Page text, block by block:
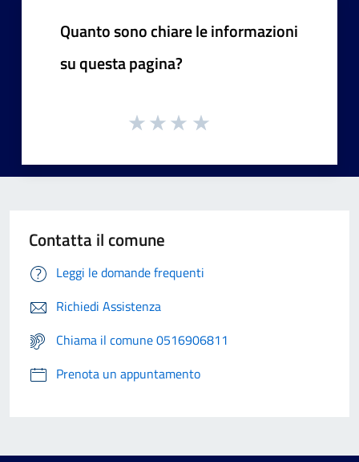
Quanto sono chiare le informazioni
su questa pagina?
Contatta il comune
Leggi le domande frequenti
Richiedi Assistenza
Chiama il comune 0516906811
Prenota un appuntamento